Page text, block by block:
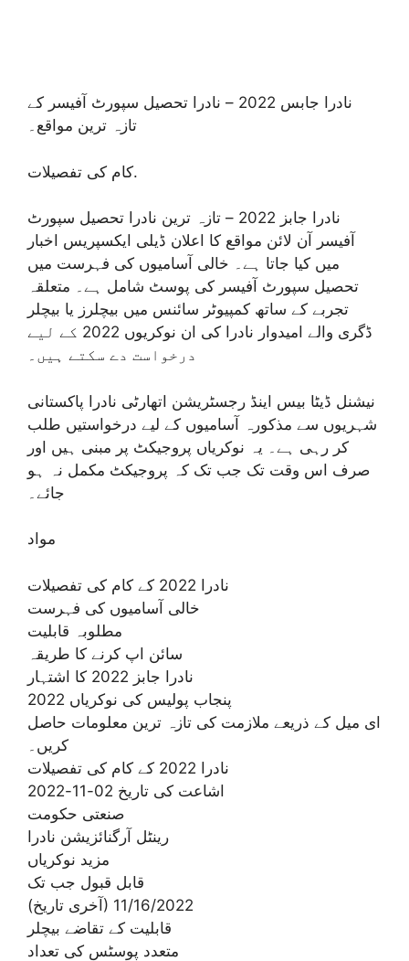
نادرا جابس 2022 – نادرا تحصیل سپورٹ آفیسر کے
تازہ ترین مواقع۔
کام کی تفصیلات.
نادرا جابز 2022 – تازہ ترین نادرا تحصیل سپورٹ
آفیسر آن لائن مواقع کا اعلان ڈیلی ایکسپریس اخبار
میں کیا جاتا ہے۔ خالی آسامیوں کی فہرست میں
تحصیل سپورٹ آفیسر کی پوسٹ شامل ہے۔ متعلقہ
تجربے کے ساتھ کمپیوٹر سائنس میں بیچلرز یا بیچلر
ڈگری والے امیدوار نادرا کی ان نوکریوں 2022 کے لیے
درخواست دے سکتے ہیں۔
نیشنل ڈیٹا بیس اینڈ رجسٹریشن اتھارٹی نادرا پاکستانی
شہریوں سے مذکورہ آسامیوں کے لیے درخواستیں طلب
کر رہی ہے۔ یہ نوکریاں پروجیکٹ پر مبنی ہیں اور
صرف اس وقت تک جب تک کہ پروجیکٹ مکمل نہ ہو
جائے۔
مواد
نادرا 2022 کے کام کی تفصیلات
خالی آسامیوں کی فہرست
مطلوبہ قابلیت
سائن اپ کرنے کا طریقہ
نادرا جابز 2022 کا اشتہار
پنجاب پولیس کی نوکریاں 2022
ای میل کے ذریعے ملازمت کی تازہ ترین معلومات حاصل
کریں۔
نادرا 2022 کے کام کی تفصیلات
اشاعت کی تاریخ 02-11-2022
صنعتی حکومت
رینٹل آرگنائزیشن نادرا
مزید نوکریاں
قابل قبول جب تک
(آخری تاریخ) 11/16/2022
قابلیت کے تقاضے بیچلر
متعدد پوسٹس کی تعداد